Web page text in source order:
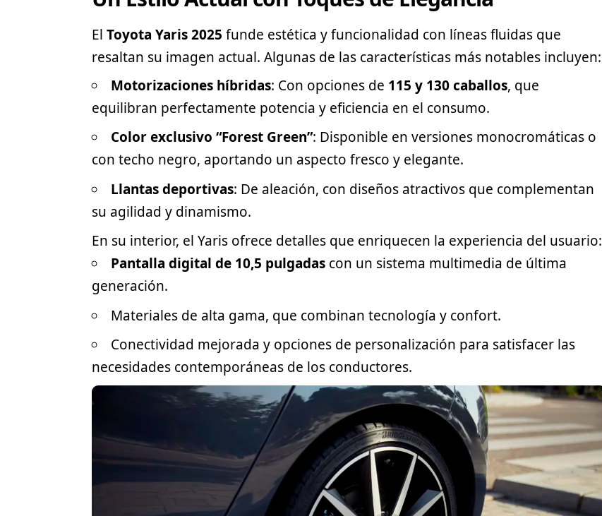
El Toyota Yaris 2025 funde estética y funcionalidad con líneas fluidas que
resaltan su imagen actual. Algunas de las características más notables incluyen:
Motorizaciones híbridas: Con opciones de 115 y 130 caballos, que
equilibran perfectamente potencia y eficiencia en el consumo.
Color exclusivo “Forest Green”: Disponible en versiones monocromáticas o
con techo negro, aportando un aspecto fresco y elegante.
Llantas deportivas: De aleación, con diseños atractivos que complementan
su agilidad y dinamismo.
En su interior, el Yaris ofrece detalles que enriquecen la experiencia del usuario:
Pantalla digital de 10,5 pulgadas con un sistema multimedia de última
generación.
Materiales de alta gama, que combinan tecnología y confort.
Conectividad mejorada y opciones de personalización para satisfacer las
necesidades contemporáneas de los conductores.